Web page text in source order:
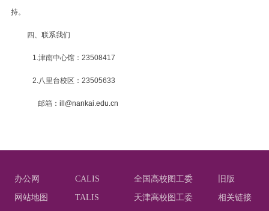
持。
四、联系我们
1.津南中心馆：23508417
2.八里台校区：23505633
邮箱： ill@nankai.edu.cn
办公网 CALIS 全国高校图工委 旧版
网站地图 TALIS 天津高校图工委 相关链接